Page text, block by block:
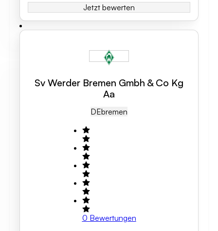
Jetzt bewerten
Sv Werder Bremen Gmbh & Co Kg
Aa
DEBremen
0 Bewertungen